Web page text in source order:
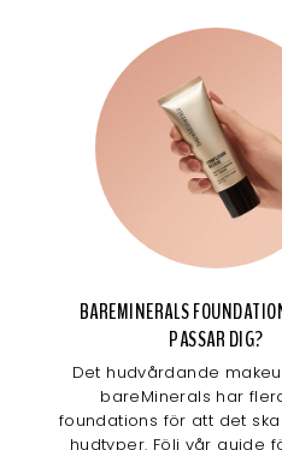
BAREMINERALS
PASSAR DIG?
Det hudvårdande
bareMinerals har
foundations för att det
hudtyper. Följ vår guide